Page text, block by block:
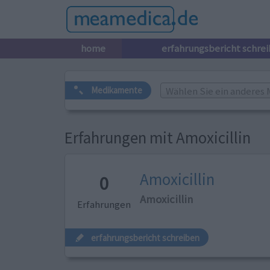
home erfahrungsbericht
Medikamente Wählen Sie ein anderes
Erfahrungen mit Amoxicillin
0
Erfahrungen
Amoxicillin
Amoxicillin
erfahrungsbericht schreiben